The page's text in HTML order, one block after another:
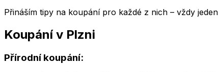
Přináším tipy na koupání pro každé z nich – vždy
Koupání v Plzni
Přírodní koupání: